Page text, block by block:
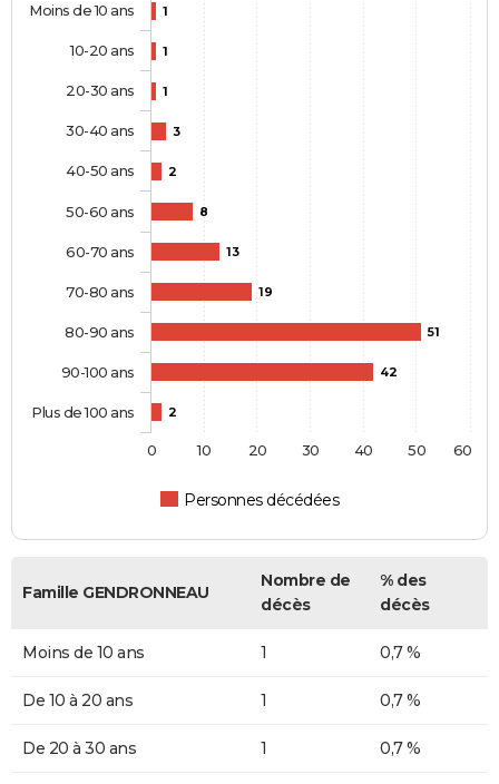
1
1
1
3
2
8
13
19
51
42
2
Personnes décédées
Moins de 10 ans
10-20 ans
20-30 ans
30-40 ans
40-50 ans
50-60 ans
60-70 ans
70-80 ans
80-90 ans
90-100 ans
Plus de 100 ans
0 10 20 30 40 50 60
Famille GENDRONNEAU
Nombre de
décès
% des
décès
Moins de 10 ans 1 0,7 %
De 10 à 20 ans 1 0,7 %
De 20 à 30 ans 1 0,7 %